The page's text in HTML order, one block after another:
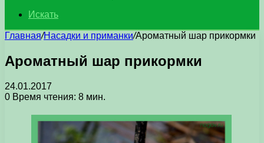
Искать
Главная/Насадки и приманки/Ароматный шар прикормки
Ароматный шар прикормки
24.01.2017
0 Время чтения: 8 мин.